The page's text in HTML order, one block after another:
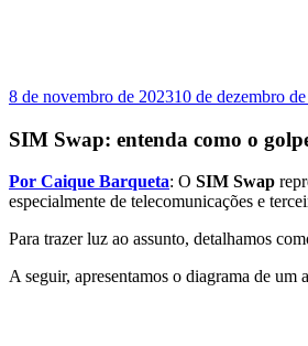
8 de novembro de 202310 de dezembro
SIM Swap: entenda como o
Por Caique Barqueta: O SIM Swap
especialmente de telecomunicações e
Para trazer luz ao assunto, detalhamos
A seguir, apresentamos o diagrama de